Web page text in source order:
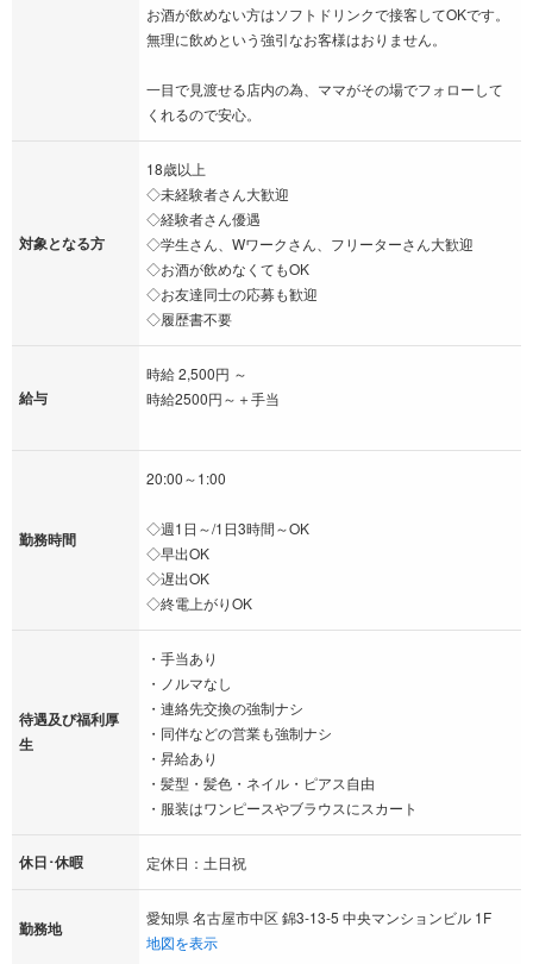
お酒が飲めない方はソフトドリンクで接客してOKです。
無理に飲めという強引なお客様はおりません。
一目で見渡せる店内の為、ママがその場でフォローして
くれるので安心。
対象となる方
18歳以上
◇未経験者さん大歓迎
◇経験者さん優遇
◇学生さん、Wワークさん、フリーターさん大歓迎
◇お酒が飲めなくてもOK
◇お友達同士の応募も歓迎
◇履歴書不要
給与
時給 2,500円 ～
時給2500円～＋手当
勤務時間
20:00～1:00
◇週1日～/1日3時間～OK
◇早出OK
◇遅出OK
◇終電上がりOK
待遇及び福利厚
生
・手当あり
・ノルマなし
・連絡先交換の強制ナシ
・同伴などの営業も強制ナシ
・昇給あり
・髪型・髪色・ネイル・ピアス自由
・服装はワンピースやブラウスにスカート
休日･休暇 定休日：土日祝
勤務地
愛知県 名古屋市中区 錦3-13-5 中央マンションビル 1F
地図を表示